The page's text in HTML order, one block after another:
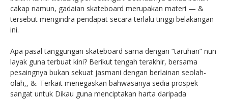
cakap namun, gadaian skateboard merupakan materi — &
tersebut mengindra pendapat secara terlalu tinggi belakangan
ini.
Apa pasal tanggungan skateboard sama dengan “taruhan” nun
layak guna terbuat kini? Berikut tengah terakhir, bersama
pesaingnya bukan sekuat jasmani dengan berlainan seolah-
olah,, &. Terkait menegaskan bahwasanya sedia prospek
sangat untuk Dikau guna menciptakan harta daripada